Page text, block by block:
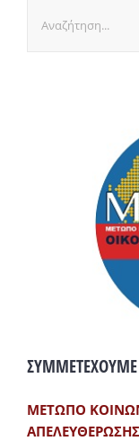
για:
ΜΕΤΩΠΟ